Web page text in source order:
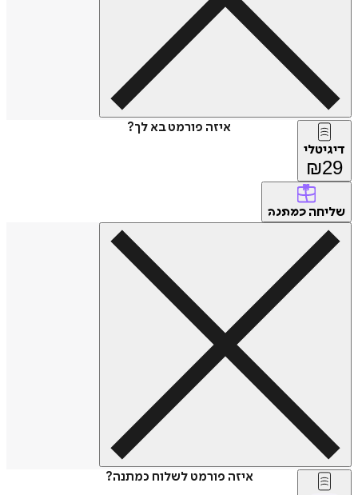
איזה פורמט בא לך?
דיגיטלי
₪29
שליחה כמתנה
איזה פורמט לשלוח כמתנה?